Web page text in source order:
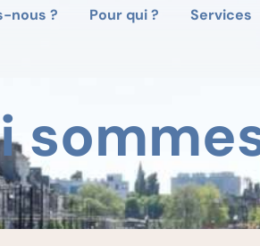
nous ? Pour qui ? Services